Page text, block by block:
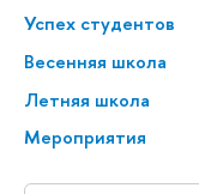
Успех студентов
Весенняя школа
Летняя школа
Мероприятия